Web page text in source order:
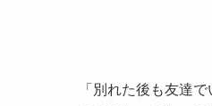
「別れた後も友達